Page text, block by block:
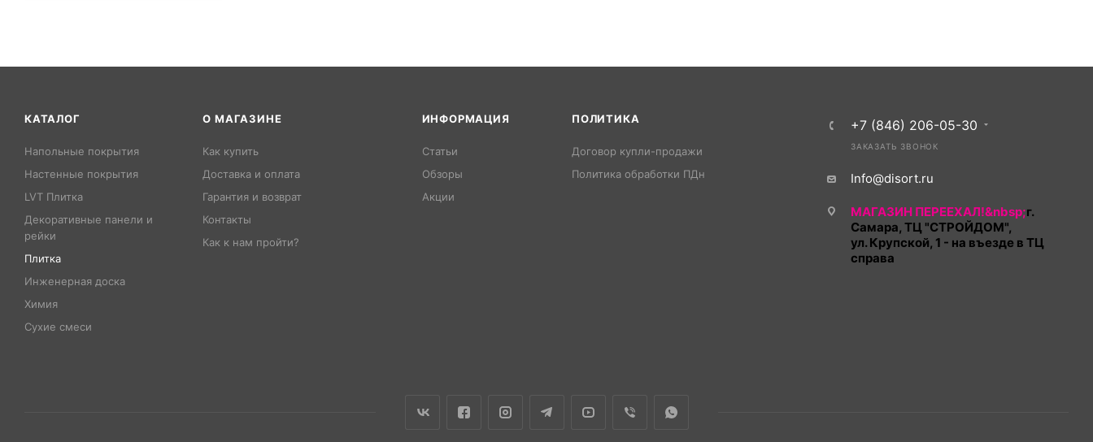
КАТАЛОГ
Напольные покрытия
Настенные покрытия
LVT Плитка
Декоративные панели и
рейки
Плитка
Инженерная доска
Химия
Сухие смеси
О МАГАЗИНЕ
Как купить
Доставка и оплата
Гарантия и возврат
Контакты
Как к нам пройти?
ИНФОРМАЦИЯ
Статьи
Обзоры
Акции
ПОЛИТИКА
Договор купли-продажи
Политика обработки ПДн
+7 (846) 206-05-30
ЗАКАЗАТЬ ЗВОНОК
Info@disort.ru
МАГАЗИН ПЕРЕЕХАЛ!&nbsp;г.
Самара, ТЦ "СТРОЙДОМ",
ул. Крупской, 1 - на въезде в ТЦ
справа